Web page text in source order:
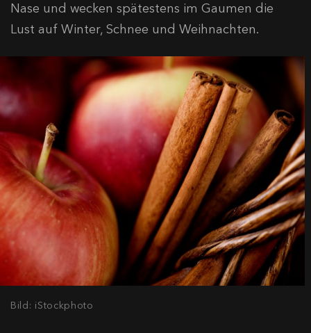
Nase und wecken spätestens im Gaumen die
Lust auf Winter, Schnee und Weihnachten.
Bild: iStockphoto